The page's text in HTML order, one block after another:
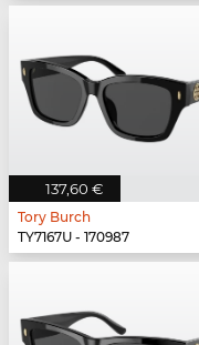
137,60 €
Tory Burch
TY7167U - 170987